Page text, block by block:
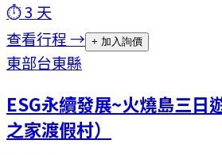
⏱3 天
查看行程 → + 加入詢價
東部台東縣
ESG永續發展~火燒島三日
之家渡假村）